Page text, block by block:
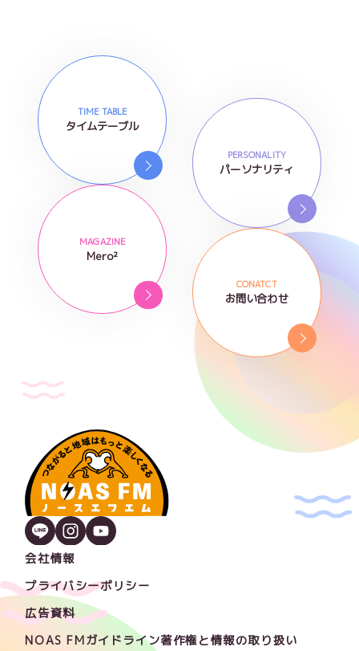
TIME TABLE
タイムテーブル
PERSONALITY
パーソナリティ
MAGAZINE
Mero²
CONATCT
お問い合わせ
会社情報
プライバシーポリシー
広告資料
NOAS FMガイドライン著作権と情報の取り扱い